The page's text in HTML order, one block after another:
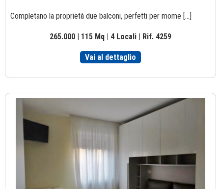
Completano la proprietà due balconi, perfetti per mome [...]
265.000 | 115 Mq | 4 Locali | Rif. 4259
Vai al dettaglio